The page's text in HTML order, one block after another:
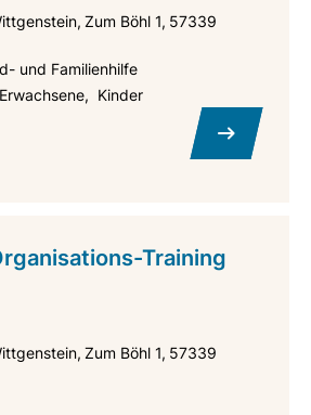
Zum Böhl 1 57339
und Familienhilfe
Erwachsene Kinder
Training
Zum Böhl 1 57339